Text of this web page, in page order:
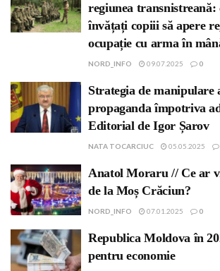
regiunea transnistreană:
învățați copiii să apere
ocupație cu arma în
NORD_INFO 09.07.2025 0
Strategia de manipulare
propaganda împotriva
Editorial de Igor Șarov
NATA TOCARCIUC 05.05.2025
Anatol Moraru // Ce ar
de la Moș Crăciun?
NORD_INFO 07.01.2025 0
Republica Moldova în
pentru economie